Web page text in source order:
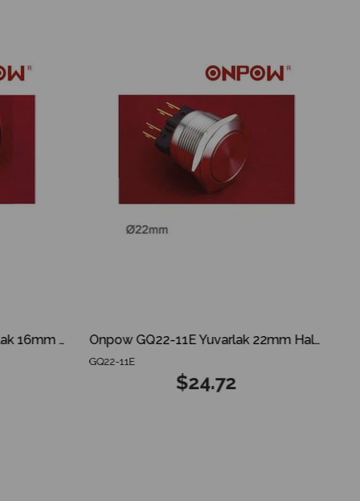
Onpow GQ16F-10E-A Yuvarlak 16mm Halka Ledli Yaylı Metal Buton Onpow GQ22-11E Yuvarlak 22mm Halka Ledli Yaylı Metal Buton
GQ22-11E
$24.72